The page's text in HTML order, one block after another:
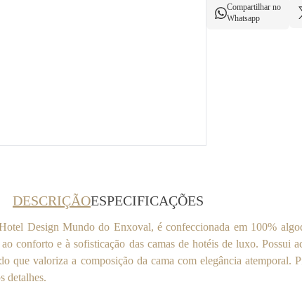
Compartilhar no
Whatsapp
DESCRIÇÃOESPECIFICAÇÕES
Design Mundo do Enxoval, é confeccionada em 100%
conforto e à sofisticação das camas de hotéis de luxo. Possui
que valoriza a composição da cama com elegância atemporal.
detalhes.